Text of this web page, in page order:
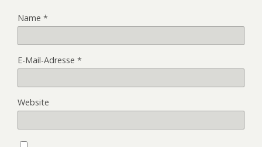
Name *
E-Mail-Adresse *
Website